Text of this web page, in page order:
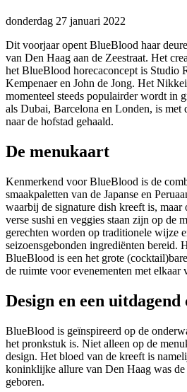
donderdag 27 januari 2022
Dit voorjaar opent BlueBlood haar
van Den Haag aan de Zeestraat. Het
het BlueBlood horecaconcept is Studio
Kempenaer en John de Jong. Het
momenteel steeds populairder wordt in
als Dubai, Barcelona en Londen, is met
naar de hofstad gehaald.
De menukaart
Kenmerkend voor BlueBlood is de
smaakpaletten van de Japanse en
waarbij de signature dish kreeft is, maar
verse sushi en veggies staan zijn op de
gerechten worden op traditionele wijze
seizoensgebonden ingrediënten bereid.
BlueBlood is een het grote
de ruimte voor evenementen met elkaar
Design en een uitdagend
BlueBlood is geïnspireerd op de
het pronkstuk is. Niet alleen op de
design. Het bloed van de kreeft is
koninklijke allure van Den Haag was
geboren.